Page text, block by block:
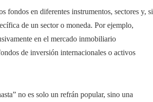
fondos en diferentes instrumentos, sectores y, si
de un sector o moneda. Por ejemplo,
en el mercado inmobiliario
de inversión internacionales o activos
no es solo un refrán popular, sino una